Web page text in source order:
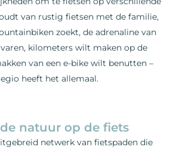
van rustig fietsen met de familie,
zoekt, de adrenaline van
kilometers wilt maken op de
van een e-bike wilt benutten –
heeft het allemaal.
natuur op de fiets
netwerk van fietspaden die